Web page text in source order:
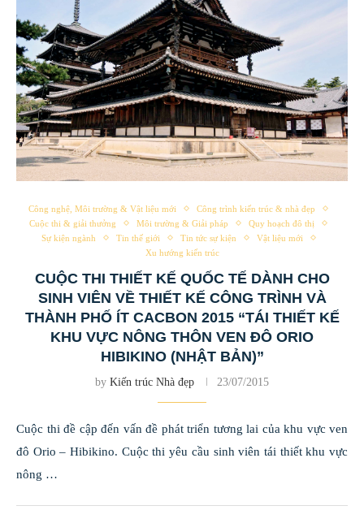
Công nghệ, Môi trường & Vật liệu mới
Công trình kiến trúc & nhà đẹp
Cuộc thi & giải thưởng
Môi trường & Giải pháp
Quy hoạch đô thị
Sự kiện ngành
Tin thế giới Tin tức sự kiện
Vật liệu mới
Xu hướng kiến trúc
CUỘC THI THIẾT KẾ QUỐC TẾ DÀNH CHO
SINH VIÊN VỀ THIẾT KẾ CÔNG TRÌNH VÀ
THÀNH PHỐ ÍT CACBON 2015 “TÁI THIẾT KẾ
KHU VỰC NÔNG THÔN VEN ĐÔ ORIO
HIBIKINO (NHẬT BẢN)”
by Kiến trúc Nhà đẹp 23/07/2015
Cuộc thi đề cập đến vấn đề phát triển tương lai của khu vực ven
đô Orio – Hibikino. Cuộc thi yêu cầu sinh viên tái thiết khu vực
nông …